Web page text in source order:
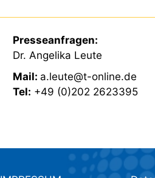
Presseanfragen:
Dr. Angelika Leute
Mail: a.leute@t-online.de
Tel: +49 (0)202 2623395